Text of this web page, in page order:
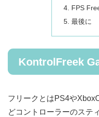
FPS
最後に
KontrolFreek
フリークとはPS4や
どコントローラーのステ